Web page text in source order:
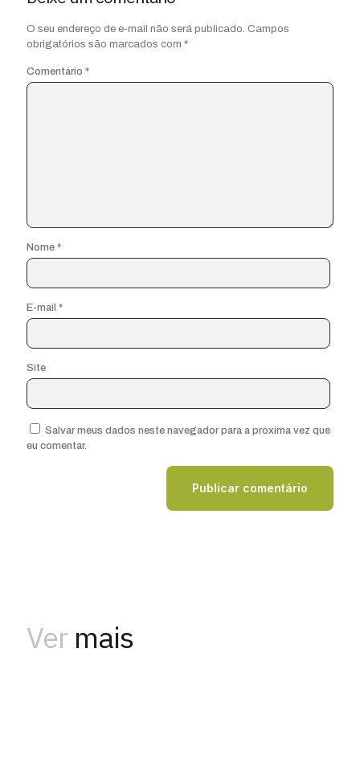
O seu endereço de e-mail não será publicado. Campos
obrigatórios são marcados com *
Comentário *
Nome *
E-mail *
Site
Salvar meus dados neste navegador para a próxima vez que
eu comentar.
Ver mais